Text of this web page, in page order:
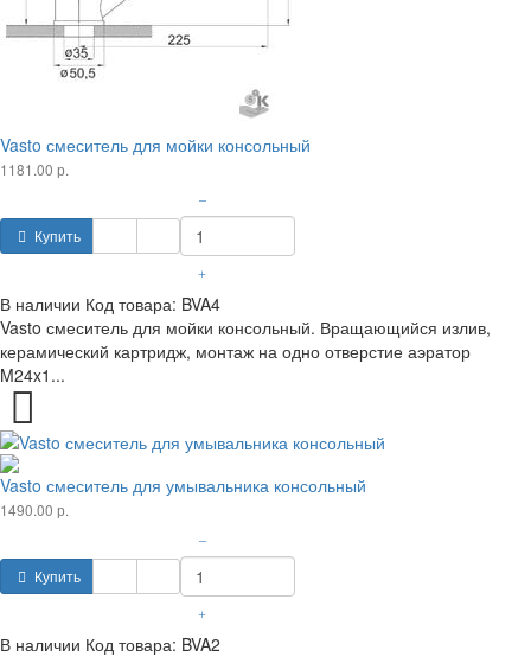
Vasto смеситель для мойки консольный
1181.00 р.
Купить
–
+
В наличии Код товара: BVA4
Vasto смеситель для мойки консольный. Вращающийся излив,
керамический картридж, монтаж на одно отверстие аэратор
M24x1...
Vasto смеситель для умывальника консольный
1490.00 р.
Купить
–
+
В наличии Код товара: BVA2